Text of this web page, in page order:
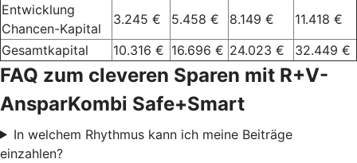
Entwicklung
Chancen-Kapital
3.245 € 5.458 € 8.149 €
11.418 €
Gesamtkapital
10.316 € 16.696 € 24.023 € 32.449 €
FAQ zum cleveren Sparen mit R+V-
AnsparKombi Safe+Smart
In welchem Rhythmus kann ich meine Beiträge
einzahlen?